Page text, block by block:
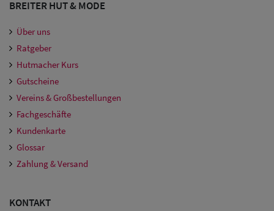
BREITER HUT & MODE
Über uns
Ratgeber
Hutmacher Kurs
Gutscheine
Vereins & Großbestellungen
Fachgeschäfte
Kundenkarte
Glossar
Zahlung & Versand
KONTAKT